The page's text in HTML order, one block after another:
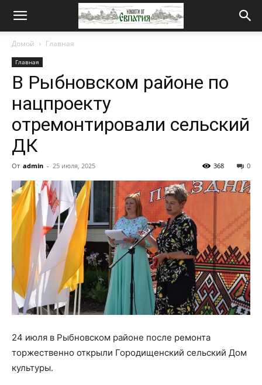
Новости
Домой Главная
Главная
В Рыбновском районе по
нацпроекту
отремонтировали сельский
ДК
От admin - 25 июля, 2025 0
368
24 июля в Рыбновском районе после ремонта
торжественно открыли Городищенский сельский Дом
культуры.